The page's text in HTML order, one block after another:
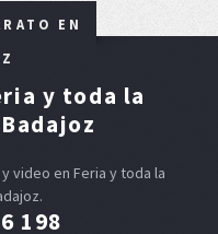
EN
y toda la
video en Feria y toda la
198